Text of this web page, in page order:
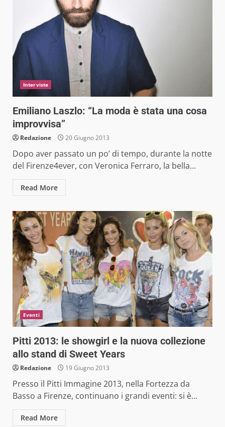
Interviste
Emiliano Laszlo: “La moda è stata una cosa
improvvisa”
Redazione 20 Giugno 2013
Dopo aver passato un po’ di tempo, durante la notte
del Firenze4ever, con Veronica Ferraro, la bella...
Read More
Eventi
Pitti 2013: le showgirl e la nuova collezione
allo stand di Sweet Years
Redazione 19 Giugno 2013
Presso il Pitti Immagine 2013, nella Fortezza da
Basso a Firenze, continuano i grandi eventi: si è...
Read More